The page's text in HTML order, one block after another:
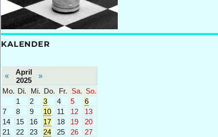
KALENDER
«
April
2025
»
Mo. Di. Mi. Do. Fr. Sa. So.
1
2 3 4 5
6
7
8 9 10 11 12
13
14
15 16 17 18 19
20
21
22 23 24 25 26
27